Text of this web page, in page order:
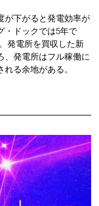
が下がると発電効率が
・ドックでは5年で
発電所を買収した新
、発電所はフル稼働に
る余地がある。